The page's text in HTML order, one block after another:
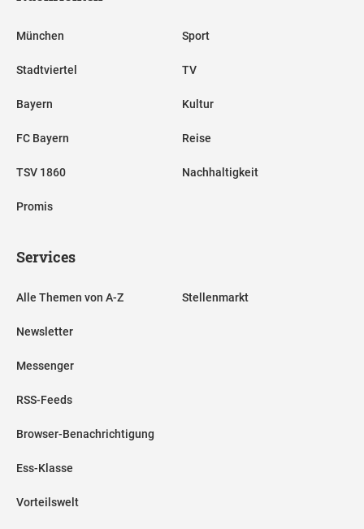
München
Stadtviertel
Bayern
FC Bayern
TSV 1860
Promis
Sport
TV
Kultur
Reise
Nachhaltigkeit
Services
Alle Themen von A-Z
Newsletter
Messenger
RSS-Feeds
Browser-Benachrichtigung
Ess-Klasse
Vorteilswelt
Stellenmarkt